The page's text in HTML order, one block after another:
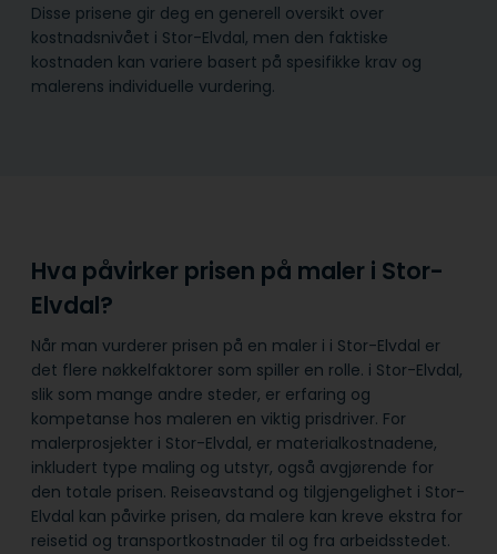
Disse prisene gir deg en generell oversikt over
kostnadsnivået i Stor-Elvdal, men den faktiske
kostnaden kan variere basert på spesifikke krav og
malerens individuelle vurdering.
Hva påvirker prisen på maler i Stor-
Elvdal?
Når man vurderer prisen på en maler i i Stor-Elvdal er
det flere nøkkelfaktorer som spiller en rolle. i Stor-Elvdal,
slik som mange andre steder, er erfaring og
kompetanse hos maleren en viktig prisdriver. For
malerprosjekter i Stor-Elvdal, er materialkostnadene,
inkludert type maling og utstyr, også avgjørende for
den totale prisen. Reiseavstand og tilgjengelighet i Stor-
Elvdal kan påvirke prisen, da malere kan kreve ekstra for
reisetid og transportkostnader til og fra arbeidsstedet.